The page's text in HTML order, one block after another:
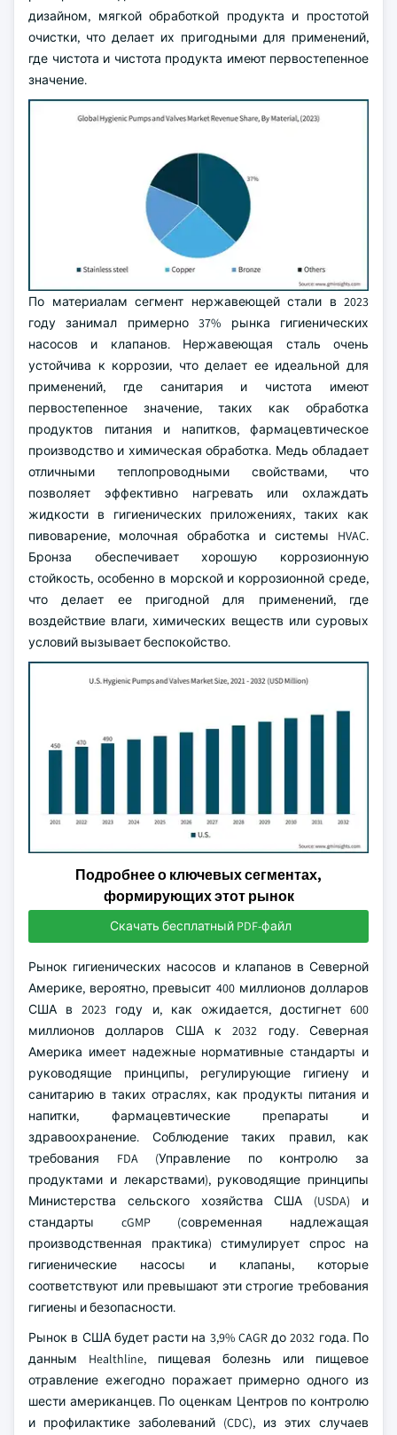
дизайном, мягкой обработкой продукта и простотой
очистки, что делает их пригодными для применений,
где чистота и чистота продукта имеют первостепенное
значение.
По материалам сегмент нержавеющей стали в 2023
году занимал примерно 37% рынка гигиенических
насосов и клапанов. Нержавеющая сталь очень
устойчива к коррозии, что делает ее идеальной для
применений, где санитария и чистота имеют
первостепенное значение, таких как обработка
продуктов питания и напитков, фармацевтическое
производство и химическая обработка. Медь обладает
отличными теплопроводными свойствами, что
позволяет эффективно нагревать или охлаждать
жидкости в гигиенических приложениях, таких как
пивоварение, молочная обработка и системы HVAC.
Бронза обеспечивает хорошую коррозионную
стойкость, особенно в морской и коррозионной среде,
что делает ее пригодной для применений, где
воздействие влаги, химических веществ или суровых
условий вызывает беспокойство.
Подробнее о ключевых сегментах,
формирующих этот рынок
Скачать бесплатный PDF-файл
Рынок гигиенических насосов и клапанов в Северной
Америке, вероятно, превысит 400 миллионов долларов
США в 2023 году и, как ожидается, достигнет 600
миллионов долларов США к 2032 году. Северная
Америка имеет надежные нормативные стандарты и
руководящие принципы, регулирующие гигиену и
санитарию в таких отраслях, как продукты питания и
напитки, фармацевтические препараты и
здравоохранение. Соблюдение таких правил, как
требования FDA (Управление по контролю за
продуктами и лекарствами), руководящие принципы
Министерства сельского хозяйства США (USDA) и
стандарты cGMP (современная надлежащая
производственная практика) стимулирует спрос на
гигиенические насосы и клапаны, которые
соответствуют или превышают эти строгие требования
гигиены и безопасности.
Рынок в США будет расти на 3,9% CAGR до 2032 года. По
данным Healthline, пищевая болезнь или пищевое
отравление ежегодно поражает примерно одного из
шести американцев. По оценкам Центров по контролю
и профилактике заболеваний (CDC), из этих случаев